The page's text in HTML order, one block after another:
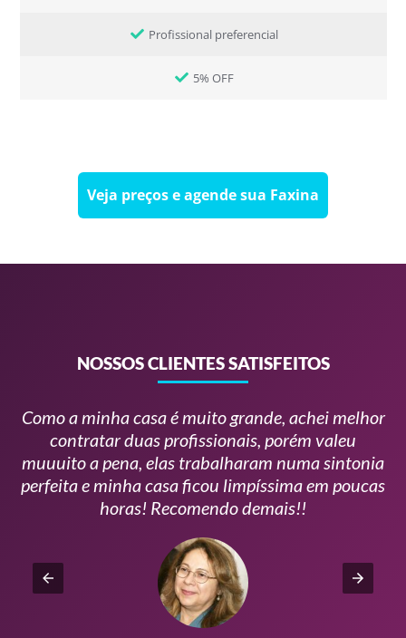
Profissional preferencial
5% OFF
Veja preços e agende sua Faxina
NOSSOS CLIENTES SATISFEITOS
Como a minha casa é muito grande, achei melhor
contratar duas profissionais, porém valeu
muuuito a pena, elas trabalharam numa sintonia
perfeita e minha casa ficou limpíssima em poucas
horas! Recomendo demais!!